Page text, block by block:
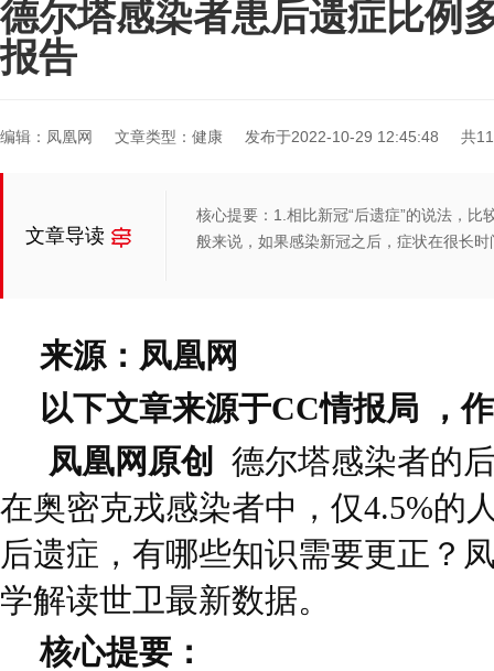
德尔塔感染者患后遗症比例
报告
编辑：凤凰网 文章类型：健康 发布于2022-10-29 12:45:48 共
文章导读
核心提要：1.相比新冠“后遗症”的说法，比
般来说，如果感染新冠之后，症状在很长
来源：凤凰网
以下文章来源于CC情报局 ，
凤凰网原创
德尔塔感染者的
在奥密克戎感染者中，仅4.5%的
后遗症，有哪些知识需要更正？
学解读世卫最新数据。
核心提要：